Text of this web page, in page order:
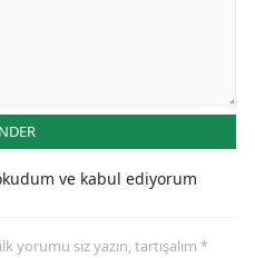
ve kabul ediyorum
yorumu siz yazın, tartışalım *